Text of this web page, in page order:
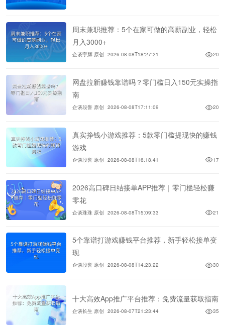
周末兼职推荐：5个在家可做的高薪副业，轻松
月入3000+
企谈宇辉 原创 2026-08-08T18:27:21 20
网盘拉新赚钱靠谱吗？零门槛日入150元实操指
南
企谈段誉 原创 2026-08-08T17:11:09 20
真实挣钱小游戏推荐：5款零门槛提现快的赚钱
游戏
企谈段誉 原创 2026-08-08T16:18:41 17
2026高口碑日结接单APP推荐｜零门槛轻松赚
零花
企谈珠珠 原创 2026-08-08T15:09:33 21
5个靠谱打游戏赚钱平台推荐，新手轻松接单变
现
企谈段誉 原创 2026-08-08T14:23:22 30
十大高效App推广平台推荐：免费流量获取指南
企谈长生 原创 2026-08-07T21:23:44 35